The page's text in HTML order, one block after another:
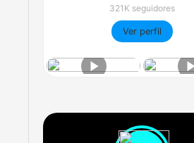
321K seguidores
Ver perfil